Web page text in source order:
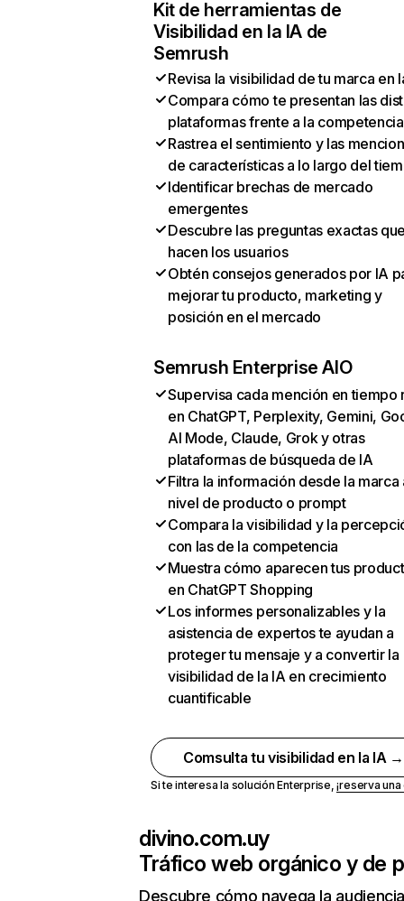
Kit de herramientas de
Visibilidad en la IA de
Semrush
Revisa la visibilidad de tu marca en
Compara cómo te presentan las
plataformas frente a la competencia
Rastrea el sentimiento y las
de características a lo largo del
Identificar brechas de mercado
emergentes
Descubre las preguntas exactas
hacen los usuarios
Obtén consejos generados por IA
mejorar tu producto, marketing y
posición en el mercado
Semrush Enterprise AIO
Supervisa cada mención en tiempo
en ChatGPT, Perplexity, Gemini,
AI Mode, Claude, Grok y otras
plataformas de búsqueda de IA
Filtra la información desde la marca
nivel de producto o prompt
Compara la visibilidad y la
con las de la competencia
Muestra cómo aparecen tus
en ChatGPT Shopping
Los informes personalizables y la
asistencia de expertos te ayudan a
proteger tu mensaje y a convertir la
visibilidad de la IA en crecimiento
cuantificable
Comsulta tu visibilidad en la IA →
Si te interesa la solución Enterprise,¡reserva
divino.com.uy
Tráfico web orgánico y de
Descubre cómo navega la